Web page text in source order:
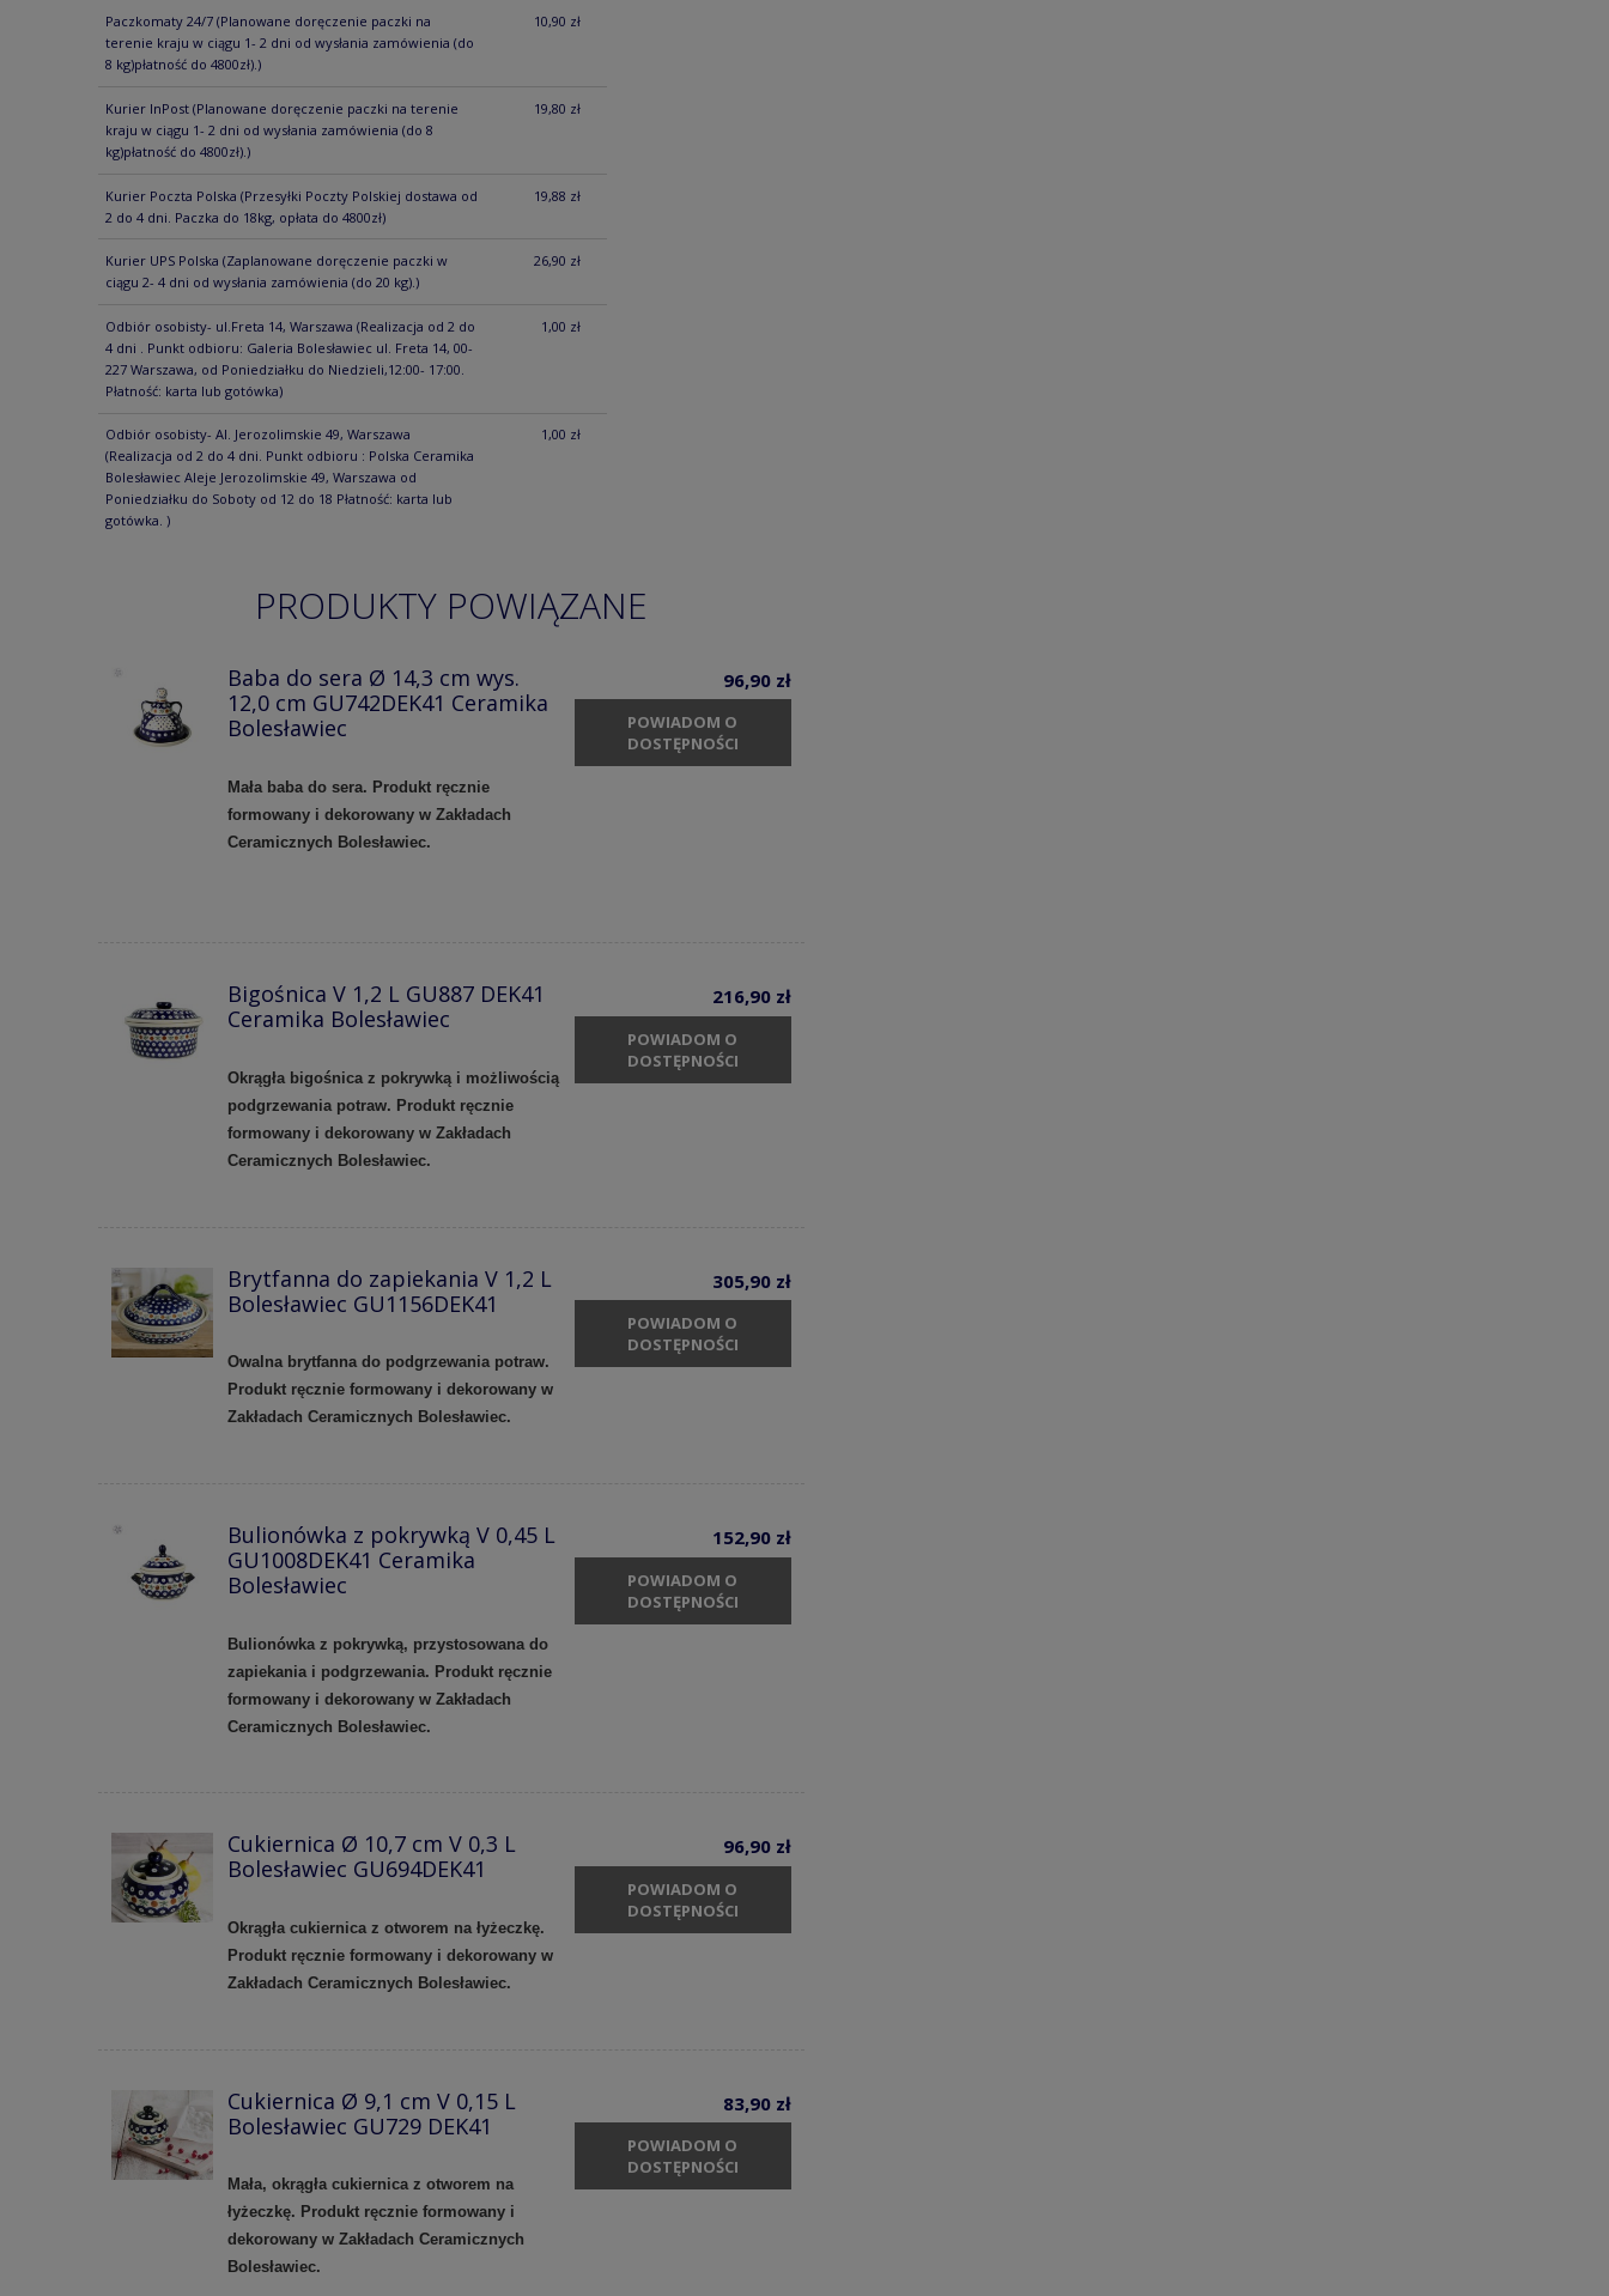
Paczkomaty 24/7 (Planowane doręczenie paczki na
terenie kraju w ciągu 1- 2 dni od wysłania zamówienia (do
8 kg)płatność do 4800zł).)
10,90 zł
Kurier InPost (Planowane doręczenie paczki na terenie
kraju w ciągu 1- 2 dni od wysłania zamówienia (do 8
kg)płatność do 4800zł).)
19,80 zł
Kurier Poczta Polska (Przesyłki Poczty Polskiej dostawa od
2 do 4 dni. Paczka do 18kg, opłata do 4800zł)
19,88 zł
Kurier UPS Polska (Zaplanowane doręczenie paczki w
ciągu 2- 4 dni od wysłania zamówienia (do 20 kg).)
26,90 zł
Odbiór osobisty- ul.Freta 14, Warszawa (Realizacja od 2 do
4 dni . Punkt odbioru: Galeria Bolesławiec ul. Freta 14, 00-
227 Warszawa, od Poniedziałku do Niedzieli,12:00- 17:00.
Płatność: karta lub gotówka)
1,00 zł
Odbiór osobisty- Al. Jerozolimskie 49, Warszawa
(Realizacja od 2 do 4 dni. Punkt odbioru : Polska Ceramika
Bolesławiec Aleje Jerozolimskie 49, Warszawa od
Poniedziałku do Soboty od 12 do 18 Płatność: karta lub
gotówka. )
1,00 zł
PRODUKTY POWIĄZANE
Baba do sera Ø 14,3 cm wys.
12,0 cm GU742DEK41 Ceramika
Bolesławiec
Mała baba do sera. Produkt ręcznie
formowany i dekorowany w Zakładach
Ceramicznych Bolesławiec.
96,90 zł
POWIADOM O
DOSTĘPNOŚCI
Bigośnica V 1,2 L GU887 DEK41
Ceramika Bolesławiec
Okrągła bigośnica z pokrywką i możliwością
podgrzewania potraw. Produkt ręcznie
formowany i dekorowany w Zakładach
Ceramicznych Bolesławiec.
216,90 zł
POWIADOM O
DOSTĘPNOŚCI
Brytfanna do zapiekania V 1,2 L
Bolesławiec GU1156DEK41
Owalna brytfanna do podgrzewania potraw.
Produkt ręcznie formowany i dekorowany w
Zakładach Ceramicznych Bolesławiec.
305,90 zł
POWIADOM O
DOSTĘPNOŚCI
Bulionówka z pokrywką V 0,45 L
GU1008DEK41 Ceramika
Bolesławiec
Bulionówka z pokrywką, przystosowana do
zapiekania i podgrzewania. Produkt ręcznie
formowany i dekorowany w Zakładach
Ceramicznych Bolesławiec.
152,90 zł
POWIADOM O
DOSTĘPNOŚCI
Cukiernica Ø 10,7 cm V 0,3 L
Bolesławiec GU694DEK41
Okrągła cukiernica z otworem na łyżeczkę.
Produkt ręcznie formowany i dekorowany w
Zakładach Ceramicznych Bolesławiec.
96,90 zł
POWIADOM O
DOSTĘPNOŚCI
Cukiernica Ø 9,1 cm V 0,15 L
Bolesławiec GU729 DEK41
Mała, okrągła cukiernica z otworem na
łyżeczkę. Produkt ręcznie formowany i
dekorowany w Zakładach Ceramicznych
Bolesławiec.
83,90 zł
POWIADOM O
DOSTĘPNOŚCI